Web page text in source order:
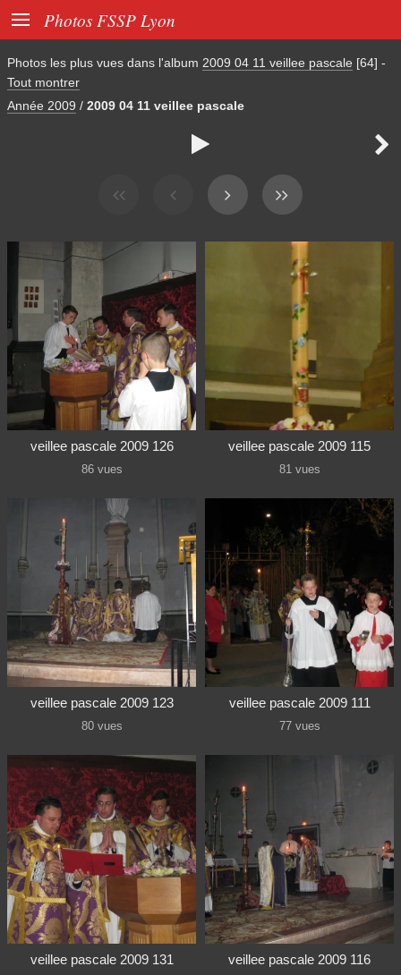
 Photos FSSP Lyon
Photos les plus vues dans l'album 2009 04 11 veillee pascale [64] -
Tout montrer
Année 2009 / 2009 04 11 veillee pascale
 
veillee pascale 2009 126
86 vues
veillee pascale 2009 115
81 vues
veillee pascale 2009 123
80 vues
veillee pascale 2009 111
77 vues
veillee pascale 2009 131 veillee pascale 2009 116